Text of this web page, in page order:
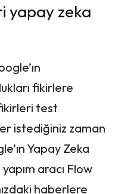
yapay zeka
fikirlere
fikirleri test
istediğiniz zaman
Yapay Zeka
aracı Flow
haberlere